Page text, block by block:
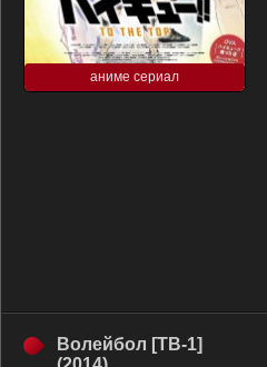
аниме сериал
Волейбол [ТВ-1]